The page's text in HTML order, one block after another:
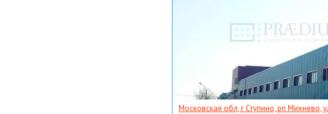
Московская обл, г Ступино, рп Михнево,